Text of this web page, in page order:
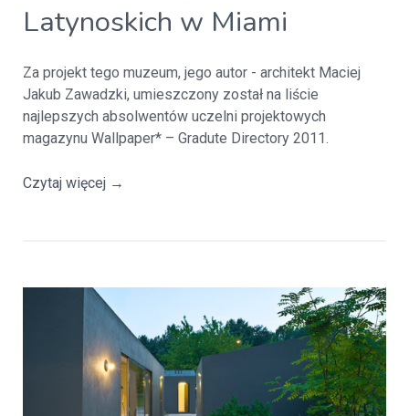
Latynoskich w Miami
Za projekt tego muzeum, jego autor - architekt Maciej
Jakub Zawadzki, umieszczony został na liście
najlepszych absolwentów uczelni projektowych
magazynu Wallpaper* – Gradute Directory 2011.
Czytaj więcej →